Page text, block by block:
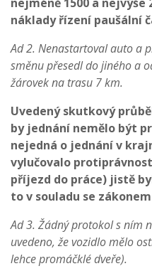
náklady řízení paušální
Ad 2. Nenastartoval auto a
směnu přesedl do jiného a
žárovek na trasu 7 km.
Uvedený skutkový
by jednání nemělo být
nejedná o jednání v
vylučovalo
příjezd do práce) jistě
to v souladu se
Ad 3. Žádný protokol s ním
uvedeno, že vozidlo mělo
lehce promáčklé dveře).